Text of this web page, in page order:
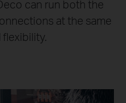
can run both the
at the same